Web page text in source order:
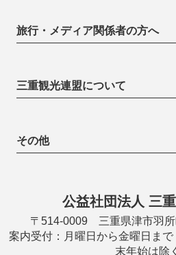
旅行・メディア関係者の方へ
三重観光連盟について
その他
公益社団法人 三
〒514-0009 三重県津市羽
案内受付：月曜日から金曜日ま
末年始は除